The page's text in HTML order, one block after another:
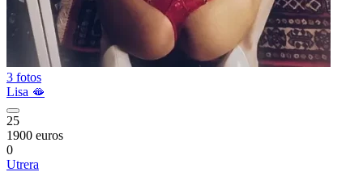
3 fotos
Lisa 🫦
25
1900 euros
0
Utrera